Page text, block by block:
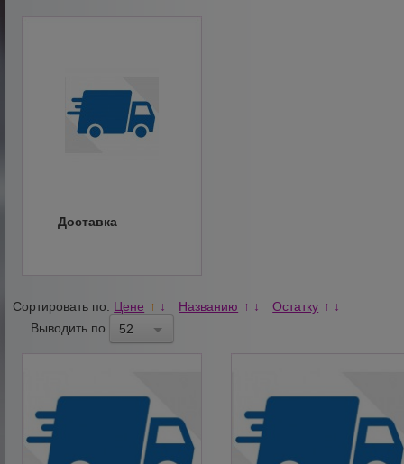
Доставка
Сортировать по: Цене ↑ ↓ Названию ↑ ↓ Остатку ↑ ↓
Выводить по 52